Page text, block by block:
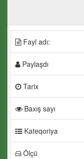
Fayl adı:
Paylaşdı
Tarix
Baxış sayı
Kateqoriya
Ölçü